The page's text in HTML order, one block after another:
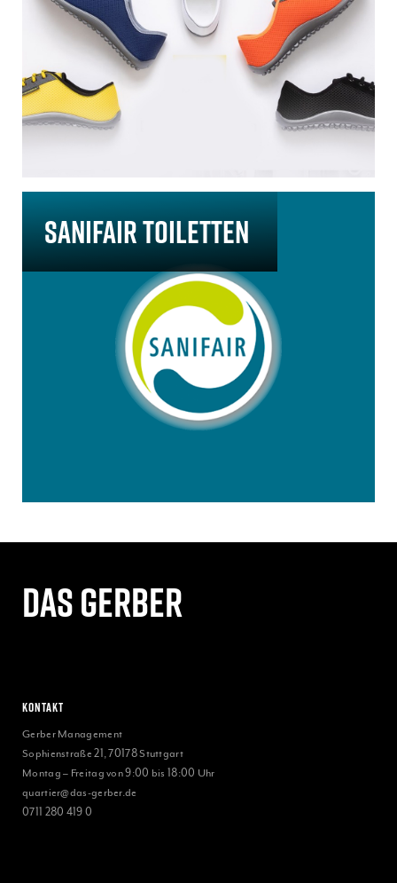
Sanifair Toiletten
Das gerber
Kontakt
Gerber Management
Sophienstraße 21, 70178 Stuttgart
Montag – Freitag von 9:00 bis 18:00 Uhr
quartier@das-gerber.de
0711 280 419 0